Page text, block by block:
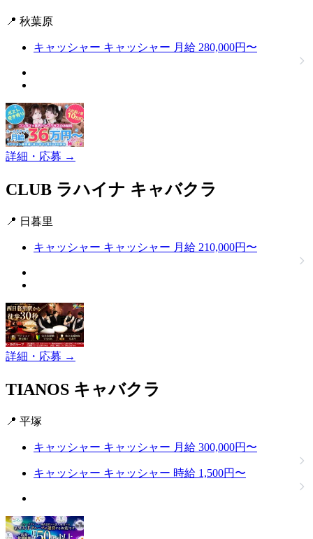
📍 秋葉原
キャッシャー キャッシャー 月給 280,000円〜
詳細・応募 →
CLUB ラハイナ キャバクラ
📍 日暮里
キャッシャー キャッシャー 月給 210,000円〜
詳細・応募 →
TIANOS キャバクラ
📍 平塚
キャッシャー キャッシャー 月給 300,000円〜
キャッシャー キャッシャー 時給 1,500円〜